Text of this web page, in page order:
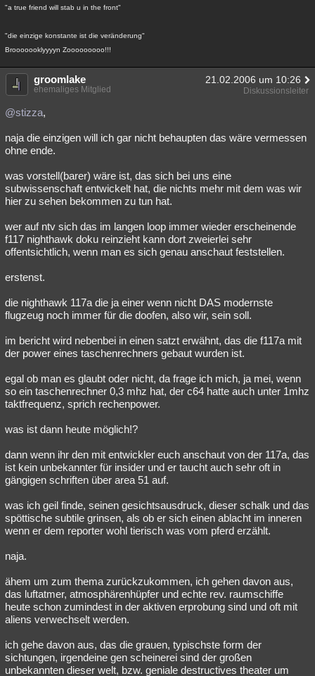
"a true friend will stab u in the front"
"die einzige konstante ist die veränderung"
Brooooooklyyyyn Zooooooooo!!!
groomlake 21.02.2006 um 10:26
ehemaliges Mitglied Diskussionsleiter
@stizza,
naja die einzigen will ich gar nicht behaupten das wäre vermessen
ohne ende.
was vorstell(barer) wäre ist, das sich bei uns eine
subwissenschaft entwickelt hat, die nichts mehr mit dem was wir
hier zu sehen bekommen zu tun hat.
wer auf ntv sich das im langen loop immer wieder erscheinende
f117 nighthawk doku reinzieht kann dort zweierlei sehr
offentsichtlich, wenn man es sich genau anschaut feststellen.
erstenst.
die nighthawk 117a die ja einer wenn nicht DAS modernste
flugzeug noch immer für die doofen, also wir, sein soll.
im bericht wird nebenbei in einen satzt erwähnt, das die f117a mit
der power eines taschenrechners gebaut wurden ist.
egal ob man es glaubt oder nicht, da frage ich mich, ja mei, wenn
so ein taschenrechner 0,3 mhz hat, der c64 hatte auch unter 1mhz
taktfrequenz, sprich rechenpower.
was ist dann heute möglich!?
dann wenn ihr den mit entwickler euch anschaut von der 117a, das
ist kein unbekannter für insider und er taucht auch sehr oft in
gängigen schriften über area 51 auf.
was ich geil finde, seinen gesichtsausdruck, dieser schalk und das
spöttische subtile grinsen, als ob er sich einen ablacht im inneren
wenn er dem reporter wohl tierisch was vom pferd erzählt.
naja.
ähem um zum thema zurückzukommen, ich gehen davon aus,
das luftatmer, atmosphärenhüpfer und echte rev. raumschiffe
heute schon zumindest in der aktiven erprobung sind und oft mit
aliens verwechselt werden.
ich gehe davon aus, das die grauen, typischste form der
sichtungen, irgendeine gen scheinerei sind der großen
unbekannten dieser welt, bzw. geniale destructives theater um